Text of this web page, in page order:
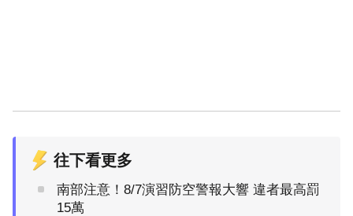
往下看更多
南部注意！8/7演習防空警報大響 違者最高罰
15萬